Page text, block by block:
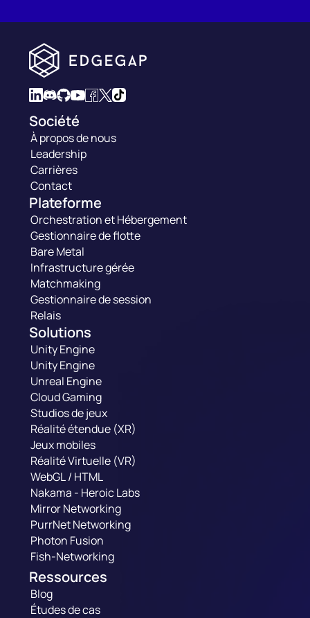
Société
À propos de nous
Leadership
Carrières
Contact
Plateforme
Orchestration et Hébergement
Gestionnaire de flotte
Bare Metal
Infrastructure gérée
Matchmaking
Gestionnaire de session
Relais
Solutions
Unity Engine
Unity Engine
Unreal Engine
Cloud Gaming
Studios de jeux
Réalité étendue (XR)
Jeux mobiles
Réalité Virtuelle (VR)
WebGL / HTML
Nakama - Heroic Labs
Mirror Networking
PurrNet Networking
Photon Fusion
Fish-Networking
Ressources
Blog
Études de cas